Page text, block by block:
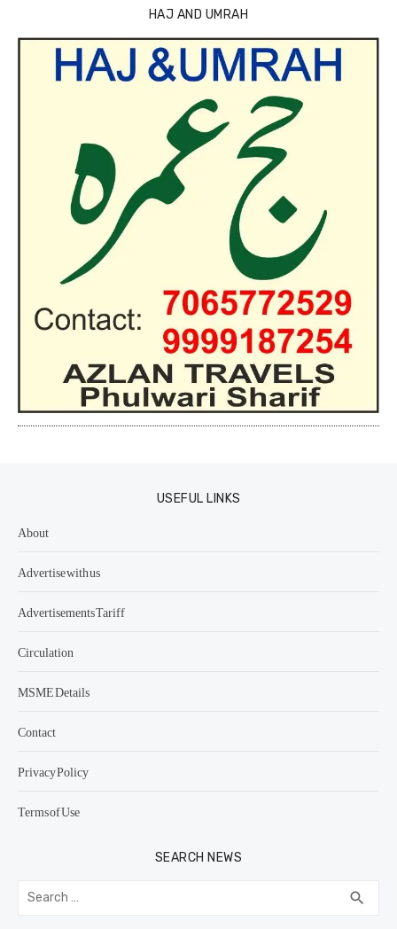
HAJ AND UMRAH
USEFUL LINKS
About
Advertise with us
Advertisements Tariff
Circulation
MSME Details
Contact
Privacy Policy
Terms of Use
SEARCH NEWS
Search
for: search